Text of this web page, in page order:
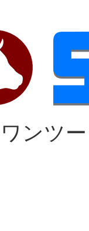
ンツー